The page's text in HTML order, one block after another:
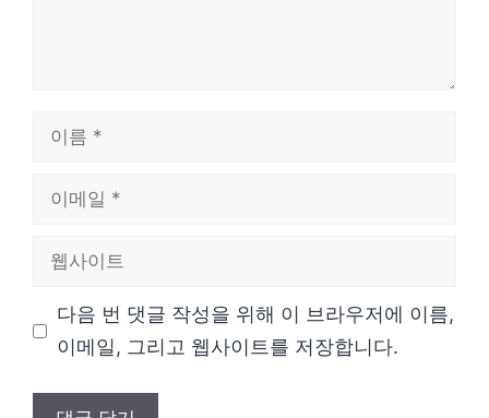
다음 번 댓글 작성을 위해 이 브라우저에 이름,
이메일, 그리고 웹사이트를 저장합니다.